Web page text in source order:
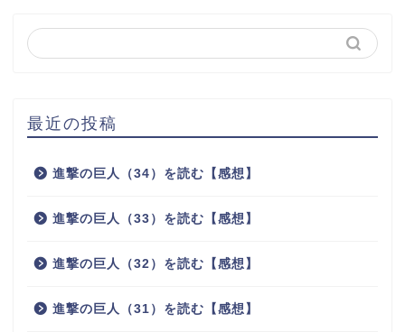
最近の投稿
進撃の巨人（34）を読む【感想】
進撃の巨人（33）を読む【感想】
進撃の巨人（32）を読む【感想】
進撃の巨人（31）を読む【感想】